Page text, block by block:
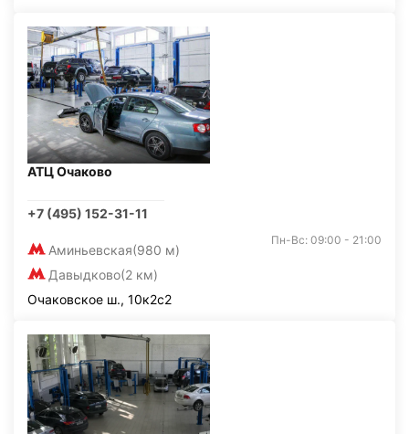
АТЦ Очаково
+7 (495) 152-31-11
Аминьевская(980 м)
Давыдково(2 км)
Пн-Вс: 09:00 - 21:00
Очаковское ш., 10к2с2